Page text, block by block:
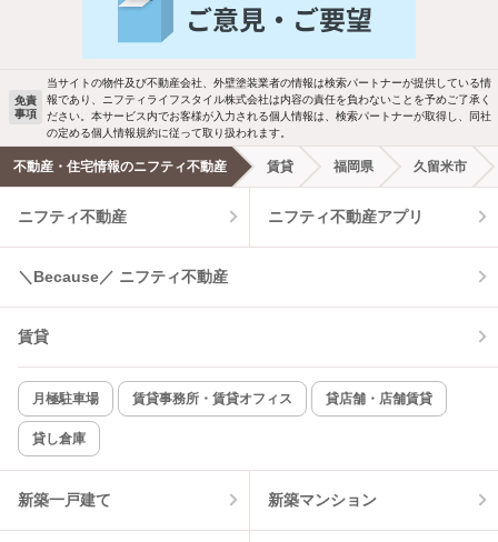
バス・トイレ別 2階以上
駐車場あり ペット相談
洗濯機置場あり 独立洗面台
エアコンあり 都市ガス
温水洗浄便座 オートロック
コンロ2口以上
新着のみ インターネット無料
該当件数:
2
免責
事項
当サイトの物件及び不動産会社、外壁塗装業者の情報は検索パートナーが提供している情
報であり、ニフティライフスタイル株式会社は内容の責任を負わないことを予めご了承く
ださい。本サービス内でお客様が入力される個人情報は、検索パートナーが取得し、同社
の定める個人情報規約に従って取り扱われます。
不動産・住宅情報のニフティ不動産 賃貸 福岡県 久留米市
ニフティ不動産 ニフティ不動産アプリ
＼Because／ ニフティ不動産
賃貸
月極駐車場 賃貸事務所・賃貸オフィス 貸店舗・店舗賃貸
貸し倉庫
新築一戸建て 新築マンション